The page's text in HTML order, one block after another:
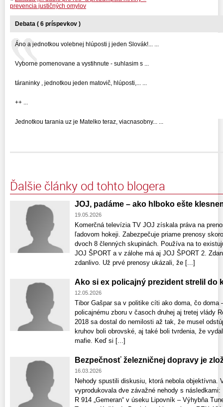
prevencia justičných omylov
Debata ( 6 príspevkov )
Áno a jednotkou volebnej hlúposti j jeden Slovák!... ...
Vyborne pomenovane a vystihnute - suhlasim s ...
táraninky , jednotkou jeden matovič, hlúposti,... ...
++ ...
Jednotkou tarania uz je Matelko teraz, viacnasobny... ...
Ďalšie články od tohto blogera
JOJ, padáme – ako hlboko ešte
19.05.2026
Komerčná televízia TV JOJ získala práva na
ľadovom hokeji. Zabezpečuje priame prenosy
dvoch 8 členných skupinách. Používa na to
JOJ ŠPORT a v zálohe má aj JOJ ŠPORT 2.
zdanlivo. Už prvé prenosy ukázali, že [...]
Ako si ex policajný prezident strelil do
12.05.2026
Tibor Gašpar sa v politike cíti ako doma, čo doma
policajnému zboru v časoch druhej aj tretej vlády
2018 sa dostal do nemilosti až tak, že musel
kruhov boli obrovské, aj také boli tvrdenia, že
mafie. Keď si [...]
Bezpečnosť železničnej dopravy je
16.03.2026
Nehody spustili diskusiu, ktorá nebola objektívna.
vyprodukovala dve závažné nehody s
R 914 „Gemeran“ v úseku Lipovník – Výhybňa